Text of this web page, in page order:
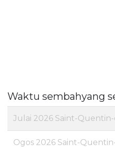
Waktu sembahyang
Julai 2026 Saint-
Ogos 2026 Saint-